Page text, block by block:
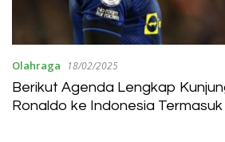
Olahraga 18/02/2025
Berikut Agenda Lengkap
Ronaldo ke Indonesia